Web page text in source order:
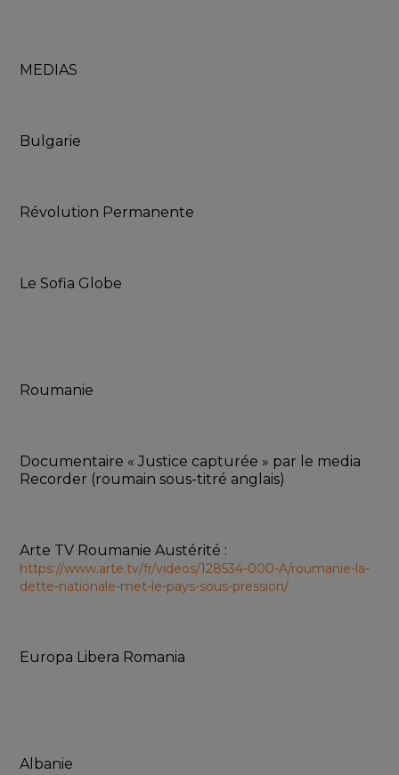
MEDIAS
Bulgarie
Révolution Permanente
Le Sofia Globe
Roumanie
Documentaire « Justice capturée » par le media
Recorder (roumain sous-titré anglais)
https://www.arte.tv/fr/videos/128534-000-A/roumanie-la-
dette-nationale-met-le-pays-sous-pression/
Europa Libera Romania
Albanie